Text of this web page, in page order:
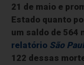
21 de maio e
Estado quanto
um saldo de 564
relatório São
122 dessas